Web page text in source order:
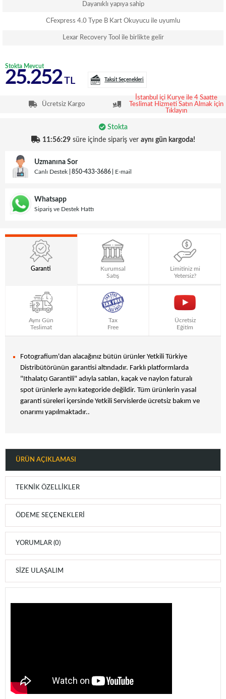
Dayanıklı yapıya sahip
CFexpress 4.0 Type B Kart Okuyucu ile uyumlu
Lexar Recovery Tool ile birlikte gelir
Stokta Mevcut
25.252TL Taksit Seçenekleri
Ücretsiz Kargo
İstanbul içi Kurye ile 4 Saatte
Teslimat Hizmeti Satın Almak için
Tıklayın
Stokta
11:56:29süre içinde sipariş ver aynı gün kargoda!
Uzmanına Sor
Canlı Destek 850-433-3686 E-mail
Whatsapp
Sipariş ve Destek Hattı
Garanti
Kurumsal
Satış
Limitiniz mi
Yetersiz?
Aynı Gün
Teslimat
Tax
Free
Ücretsiz
Eğitim
Fotografium'dan alacağınız bütün ürünler Yetkili Türkiye
Distribütörünün garantisi altındadır. Farklı platformlarda
"Ithalatçı Garantili" adıyla satılan, kaçak ve naylon faturalı
spot ürünlerle aynı kategoride değildir. Tüm ürünlerin yasal
garanti süreleri içersinde Yetkili Servislerde ücretsiz bakım ve
onarımı yapılmaktadır..
ÜRÜN AÇIKLAMASI
TEKNIK ÖZELLIKLER
ÖDEME SEÇENEKLERI
YORUMLAR (0)
SIZE ULAŞALIM